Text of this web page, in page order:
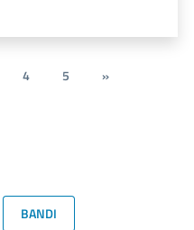
4 5 »
BANDI